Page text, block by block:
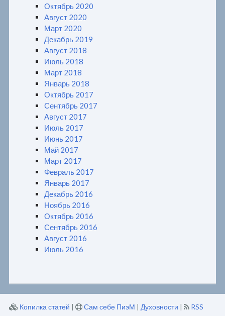
Октябрь 2020
Август 2020
Март 2020
Декабрь 2019
Август 2018
Июль 2018
Март 2018
Январь 2018
Октябрь 2017
Сентябрь 2017
Август 2017
Июль 2017
Июнь 2017
Май 2017
Март 2017
Февраль 2017
Январь 2017
Декабрь 2016
Ноябрь 2016
Октябрь 2016
Сентябрь 2016
Август 2016
Июль 2016
Копилка статей | Сам себе ПиэМ | Духовности |
RSS